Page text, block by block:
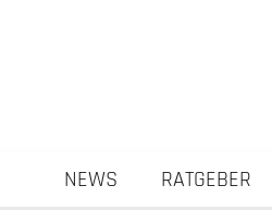
NEWS RATGEBER